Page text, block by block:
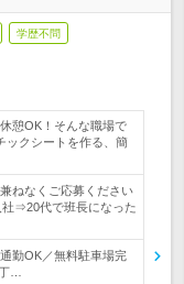
学歴不問
憩OK！そんな職場で
ックシートを作る、簡
ねなくご応募ください
社⇒20代で班長になった
勤OK／無料駐車場完
…